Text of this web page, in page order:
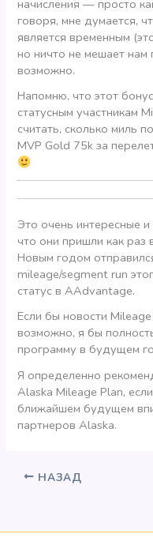
начисления — просто
говоря, мне думается,
является временным
но ничто не мешает нам
возможно.
Напомню, что этот
статусным участникам
считать, сколько миль
MVP Gold 75k за
Это очень интересные
что они пришли как раз
Новым годом
mileage/segment run
статус в AAdvantage.
Если бы новости
возможно, я бы
программу в будущем
Я определенно
Alaska Mileage Plan,
ближайшем будущем
партнеров Alaska.
НАЗАД